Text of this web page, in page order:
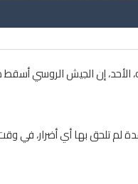
الأحد، إن الجيش الروسي
لم تلحق بها أي أضرار، في